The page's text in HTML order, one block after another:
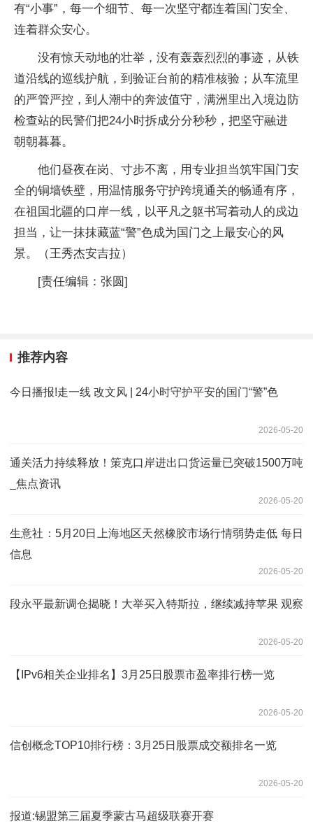
有“小事”，每一个细节、每一次坚守都连着国门安全、
连着群众安心。
没有惊天动地的壮举，没有轰轰烈烈的事迹，从铁
道沿线的巡线护航，到验证台前的精准核验；从车流里
的严管严控，到人潮中的奔波值守，满洲里出入境边防
检查站的民警们把24小时拆成分分秒秒，把坚守融进
朝朝暮暮。
他们昼夜在岗、寸步不离，用专业担当筑牢国门安
全的铜墙铁壁，用温情服务守护跨境通关的畅通有序，
在祖国北疆的口岸一线，以平凡之躯书写着动人的戍边
担当，让一抹抹藏蓝“警”色成为国门之上最安心的风
景。（王秀杰安吉拉）
[责任编辑：张圆]
推荐内容
今日播报!走一线 改文风 | 24小时守护平安的国门“警”色
2026-05-20
通关活力持续释放！策克口岸进出口货运量已突破1500万吨
_焦点资讯
2026-05-20
生意社：5月20日上海地区天然橡胶市场行情弱势走低 每日
信息
2026-05-20
段永平最新调仓揭晓！大举买入特斯拉，继续减持苹果 观察
2026-05-20
【IPv6相关企业排名】3月25日股票市盈率排行榜一览
2026-05-20
信创概念TOP10排行榜：3月25日股票成交额排名一览
2026-05-20
报道:锡盟第三届夏季蒙古马超级联赛开赛